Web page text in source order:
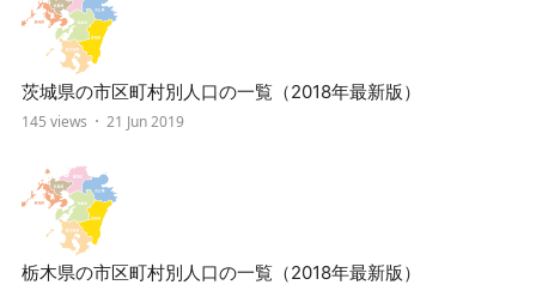
茨城県の市区町村別人口の一覧（2018年最新版）
145 views 21 Jun 2019
栃木県の市区町村別人口の一覧（2018年最新版）